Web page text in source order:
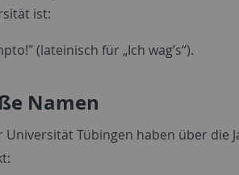
ist:
(lateinisch für „Ich wag’s“).
Namen
Universität Tübingen haben über